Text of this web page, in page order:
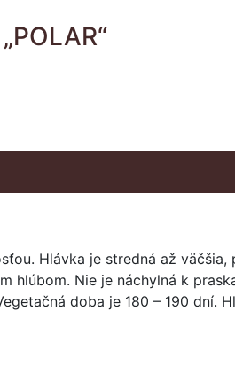
Hlávka je stredná až
hlúbom. Nie je náchylná k
doba je 180 – 190